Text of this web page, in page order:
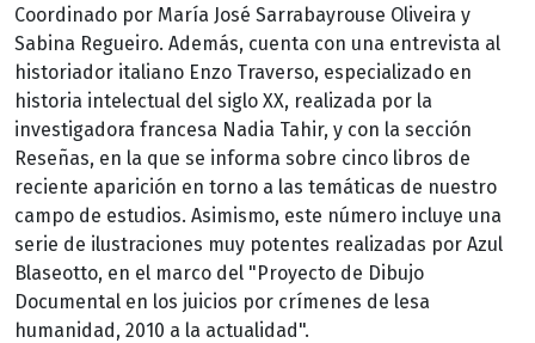
Coordinado por María José Sarrabayrouse Oliveira y
Sabina Regueiro. Además, cuenta con una entrevista al
historiador italiano Enzo Traverso, especializado en
historia intelectual del siglo XX, realizada por la
investigadora francesa Nadia Tahir, y con la sección
Reseñas, en la que se informa sobre cinco libros de
reciente aparición en torno a las temáticas de nuestro
campo de estudios. Asimismo, este número incluye una
serie de ilustraciones muy potentes realizadas por Azul
Blaseotto, en el marco del "Proyecto de Dibujo
Documental en los juicios por crímenes de lesa
humanidad, 2010 a la actualidad".